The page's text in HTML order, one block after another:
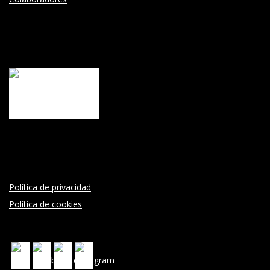
Política de privacidad
Política de cookies